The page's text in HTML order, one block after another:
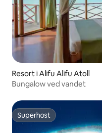
Resort i Alifu Alifu Atoll
Bungalow ved vandet
Superhost
Superhost